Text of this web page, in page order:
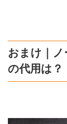
おまけ｜
の代用は？